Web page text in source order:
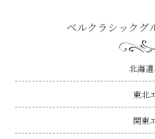
ベルクラシックグ
北海
東北
関東